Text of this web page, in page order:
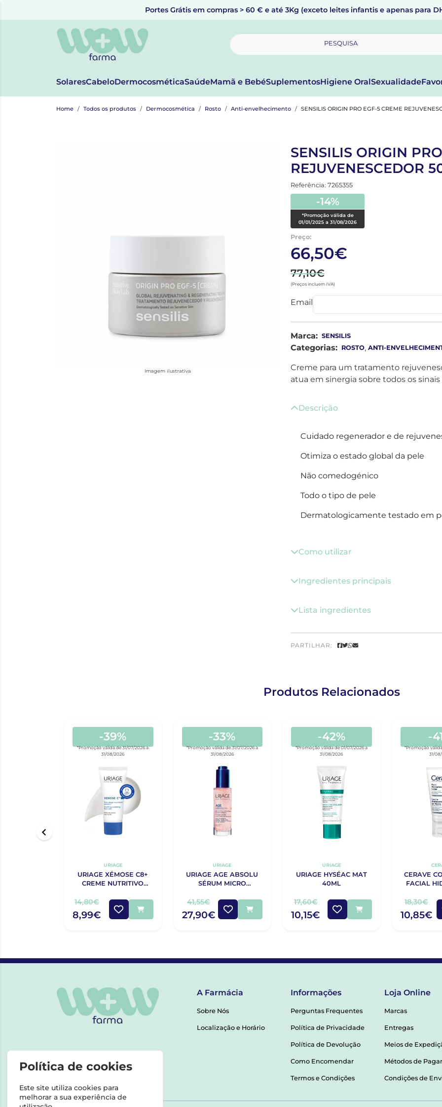
Portes Grátis em compras > 60 € e até 3Kg (exceto leites infantis e apenas para
PESQUISA
SolaresCabeloDermocosméticaSaúdeMamã e BebéSuplementosHigiene OralSexualidade
Home Todos os produtos Dermocosmética Rosto Anti-envelhecimento SENSILIS ORIGIN PRO EGF-5 CREME
Imagem ilustrativa
SENSILIS ORIGIN
REJUVENESCEDOR
Referência: 7265355
-14%
*Promoção válida de
01/01/2025 a 31/08/2026
Preço:
66,50€
77,10€
(Preços incluem IVA)
Email
Marca: SENSILIS
Categorias: ROSTO, ANTI-
Creme para um tratamento
atua em sinergia sobre todos os
Descrição
Cuidado regenerador e de
Otimiza o estado global da pele
Não comedogénico
Todo o tipo de pele
Dermatologicamente testado em
Como utilizar
Ingredientes principais
Lista ingredientes
PARTILHAR:
Produtos Relacionados
-39%
*Promoção válida de 31/07/2026 a
31/08/2026
URIAGE
URIAGE XÉMOSE C8+
CREME NUTRITIVO
40ML
14,80€
8,99€
-33%
*Promoção válida de 31/07/2026 a
31/08/2026
URIAGE
URIAGE AGE ABSOLU
SÉRUM MICRO
41,55€
27,90€
-42%
*Promoção válida de 01/07/2026 a
31/08/2026
URIAGE
URIAGE HYSÉAC MAT
40ML
17,60€
10,15€
-
*Promoção
31/
CERAVE
FACIAL
18,30€
10,85€
A Farmácia
Sobre Nós
Localização e Horário
Informações
Perguntas Frequentes
Política de Privacidade
Política de Devolução
Como Encomendar
Termos e Condições
Loja Online
Marcas
Entregas
Meios de
Métodos de
Condições de
Política de cookies
Este site utiliza cookies para
melhorar a sua experiência de